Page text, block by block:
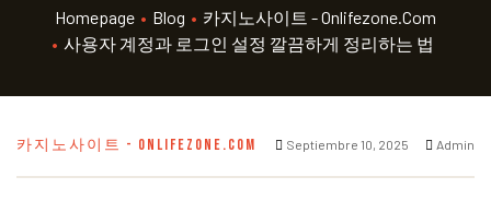
Homepage • Blog • 카지노사이트 - Onlifezone.com
• 사용자 계정과 로그인 설정 깔끔하게 정리하는 법
카지노사이트 - ONLIFEZONE.COM Septiembre 10, 2025 Admin